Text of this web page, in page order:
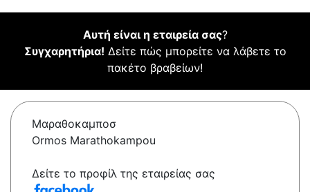
Αυτή είναι η εταιρεία σας?
Συγχαρητήρια! Δείτε πώς μπορείτε να λάβετε το
πακέτο βραβείων!
Μαραθοκαμποσ
Ormos Marathokampou
Δείτε το προφίλ της εταιρείας σας